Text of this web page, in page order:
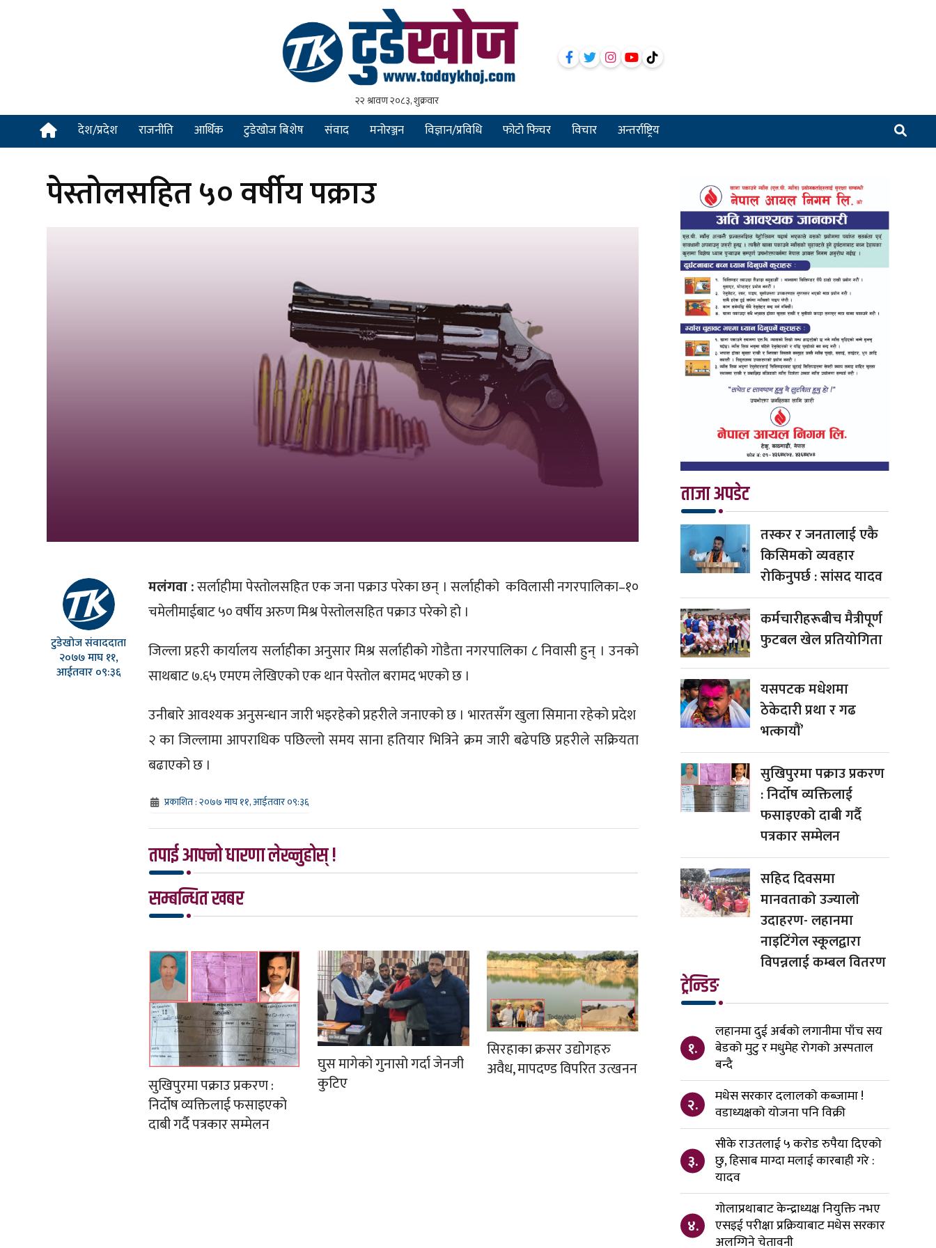
देश/प्रदेश राजनीति आर्थिक टुडेखोज बिशेष संवाद मनोरञ्जन विज्ञान/प्रविधि फोटो फिचर विचार अन्तर्राष्ट्रिय
पेस्तोलसहित ५० वर्षीय पक्राउ
टुडेखोज संवाददाता
२०७७ माघ ११,
आईतवार ०९:३६
मलंगवा :सर्लाहीमा पेस्तोलसहित एक जना पक्राउ परेका छन् । सर्लाहीको कविलासी नगरपालिका–१०
चमेलीमाईबाट ५० वर्षीय अरुण मिश्र पेस्तोलसहित पक्राउ परेको हो ।
जिल्ला प्रहरी कार्यालय सर्लाहीका अनुसार मिश्र सर्लाहीको गोडैता नगरपालिका ८ निवासी हुन् । उनको
साथबाट ७.६५ एमएम लेखिएको एक थान पेस्तोल बरामद भएको छ ।
उनीबारे आवश्यक अनुसन्धान जारी भइरहेको प्रहरीले जनाएको छ । भारतसँग खुला सिमाना रहेको प्रदेश
२ का जिल्लामा आपराधिक पछिल्लो समय साना हतियार भित्रिने क्रम जारी बढेपछि प्रहरीले सक्रियता
बढाएको छ ।
प्रकाशित : २०७७ माघ ११, आईतवार ०९:३६
तपाई आफ्नो धारणा लेख्नुहोस् !
सम्बन्धित खबर
सुखिपुरमा पक्राउ प्रकरण :
निर्दोष व्यक्तिलाई फसाइएको
दाबी गर्दै पत्रकार सम्मेलन
घुस मागेको गुनासो गर्दा जेनजी
कुटिए
सिरहाका क्रसर उद्योगहरु
अवैध, मापदण्ड विपरित उत्खनन
ताजा अपडेट
तस्कर र जनतालाई एकै
किसिमको व्यवहार
रोकिनुपर्छ : सांसद यादव
कर्मचारीहरूबीच मैत्रीपूर्ण
फुटबल खेल प्रतियोगिता
यसपटक मधेशमा
ठेकेदारी प्रथा र गढ
भत्कायौं’
सुखिपुरमा पक्राउ प्रकरण
: निर्दोष व्यक्तिलाई
फसाइएको दाबी गर्दै
पत्रकार सम्मेलन
सहिद दिवसमा
मानवताको उज्यालो
उदाहरण- लहानमा
नाइटिंगेल स्कूलद्वारा
विपन्नलाई कम्बल वितरण
ट्रेन्डिङ
१.
लहानमा दुई अर्बको लगानीमा पाँच सय
बेडको मुटु र मधुमेह रोगको अस्पताल
बन्दै
२.
मधेस सरकार दलालको कब्जामा !
वडाध्यक्षको योजना पनि विक्री
३.
सीके राउतलाई ५ करोड रुपैया दिएको
छु, हिसाब माग्दा मलाई कारबाही गरे :
यादव
४.
गोलाप्रथाबाट केन्द्राध्यक्ष नियुक्ति नभए
एसइई परीक्षा प्रक्रियाबाट मधेस सरकार
अलग्गिने चेतावनी